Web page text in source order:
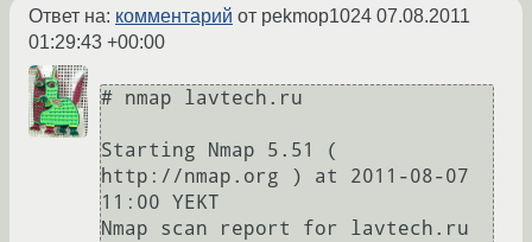
Ответ на: комментарий от pekmop1024 07.08.2011
01:29:43 +00:00
# nmap lavtech.ru
Starting Nmap 5.51 (
http://nmap.org ) at 2011-08-07
11:00 YEKT
Nmap scan report for lavtech.ru